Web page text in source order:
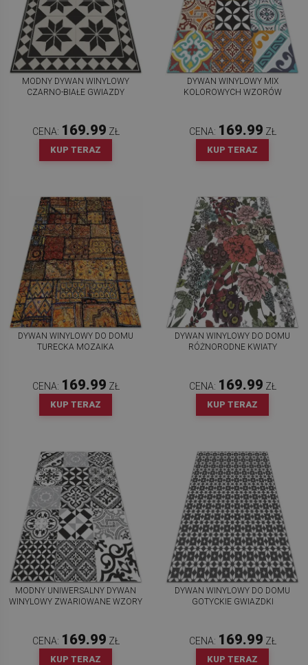
MODNY DYWAN WINYLOWY
CZARNO-BIAŁE GWIAZDY
CENA: 169.99 ZŁ
KUP TERAZ
DYWAN WINYLOWY MIX
KOLOROWYCH WZORÓW
CENA: 169.99 ZŁ
KUP TERAZ
DYWAN WINYLOWY DO DOMU
TURECKA MOZAIKA
CENA: 169.99 ZŁ
KUP TERAZ
DYWAN WINYLOWY DO DOMU
RÓŻNORODNE KWIATY
CENA: 169.99 ZŁ
KUP TERAZ
MODNY UNIWERSALNY DYWAN
WINYLOWY ZWARIOWANE WZORY
CENA: 169.99 ZŁ
KUP TERAZ
DYWAN WINYLOWY DO DOMU
GOTYCKIE GWIAZDKI
CENA: 169.99 ZŁ
KUP TERAZ